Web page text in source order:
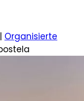
| Organisierte